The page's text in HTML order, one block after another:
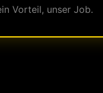
Vorteil, unser Job.